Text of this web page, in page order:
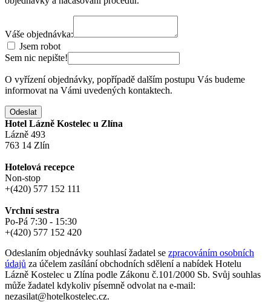
Váše objednávka:
Jsem robot
Sem nic nepište!
O vyřízení objednávky, popřípadě dalším postupu Vás budeme
informovat na Vámi uvedených kontaktech.
Odeslat
Hotel Lázně Kostelec u Zlína
Lázně 493
763 14 Zlín
Hotelová recepce
Non-stop
+(420) 577 152 111
Vrchní sestra
Po-Pá 7:30 - 15:30
+(420) 577 152 420
Odeslaním objednávky souhlasí žadatel se zpracováním osobních
údajů za účelem zasílání obchodních sdělení a nabídek Hotelu
Lázně Kostelec u Zlína podle Zákonu č.101/2000 Sb. Svůj souhlas
může žadatel kdykoliv písemně odvolat na e-mail:
nezasilat@hotelkostelec.cz.